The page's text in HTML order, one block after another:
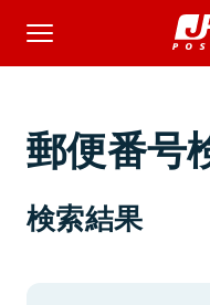
郵便番号
検索結果